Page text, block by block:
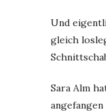
Und
gleich
Sara Alm